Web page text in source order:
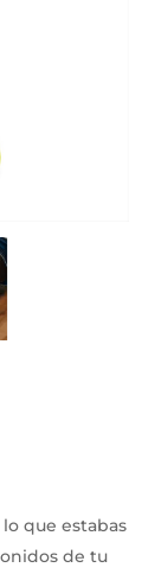
que estabas
de tu